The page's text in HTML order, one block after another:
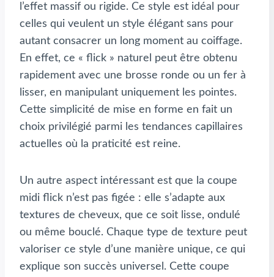
l’effet massif ou rigide. Ce style est idéal pour
celles qui veulent un style élégant sans pour
autant consacrer un long moment au coiffage.
En effet, ce « flick » naturel peut être obtenu
rapidement avec une brosse ronde ou un fer à
lisser, en manipulant uniquement les pointes.
Cette simplicité de mise en forme en fait un
choix privilégié parmi les tendances capillaires
actuelles où la praticité est reine.
Un autre aspect intéressant est que la coupe
midi flick n’est pas figée : elle s’adapte aux
textures de cheveux, que ce soit lisse, ondulé
ou même bouclé. Chaque type de texture peut
valoriser ce style d’une manière unique, ce qui
explique son succès universel. Cette coupe